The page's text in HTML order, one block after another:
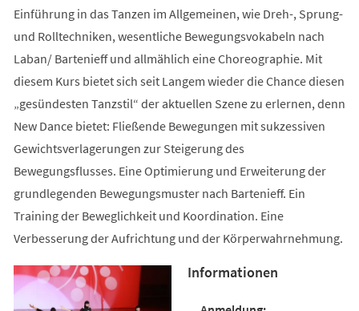
Einführung in das Tanzen im Allgemeinen, wie Dreh-, Sprung-
und Rolltechniken, wesentliche Bewegungsvokabeln nach
Laban/ Bartenieff und allmählich eine Choreographie. Mit
diesem Kurs bietet sich seit Langem wieder die Chance diesen
„gesündesten Tanzstil“ der aktuellen Szene zu erlernen, denn
New Dance bietet: Fließende Bewegungen mit sukzessiven
Gewichtsverlagerungen zur Steigerung des
Bewegungsflusses. Eine Optimierung und Erweiterung der
grundlegenden Bewegungsmuster nach Bartenieff. Ein
Training der Beweglichkeit und Koordination. Eine
Verbesserung der Aufrichtung und der Körperwahrnehmung.
Informationen